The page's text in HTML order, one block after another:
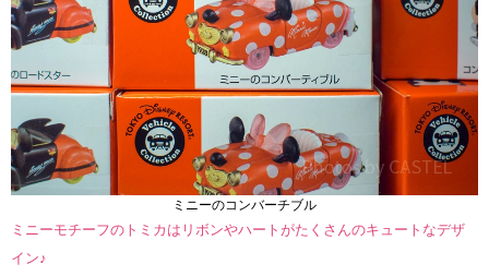
ミニーのコンバーチブル
ミニーモチーフのトミカはリボンやハートがたくさんのキュートなデザ
イン♪